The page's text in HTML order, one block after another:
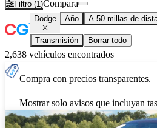
Filtro (1)Compara
Dodge Año A 50 millas de
Transmisión Borrar todo
2,638 vehículos encontrados
Compra con precios transparentes.
Mostrar solo avisos que incluyan